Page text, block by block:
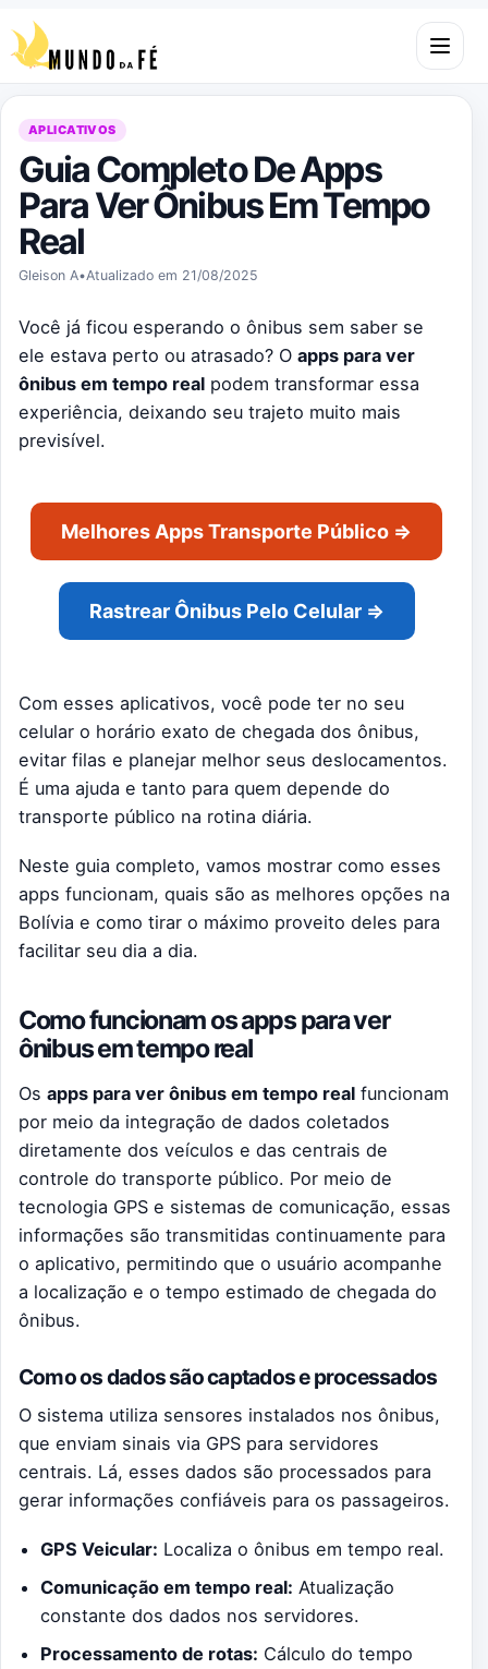
Pular para o conteúdo
Abrir
APLICATIVOS
Guia Completo De Apps
Para Ver Ônibus Em Tempo
Real
Gleison A•Atualizado em 21/08/2025
Você já ficou esperando o ônibus sem saber se
ele estava perto ou atrasado? O apps para ver
ônibus em tempo real podem transformar essa
experiência, deixando seu trajeto muito mais
previsível.
Melhores Apps Transporte Público ⇒
Rastrear Ônibus Pelo Celular ⇒
Com esses aplicativos, você pode ter no seu
celular o horário exato de chegada dos ônibus,
evitar filas e planejar melhor seus deslocamentos.
É uma ajuda e tanto para quem depende do
transporte público na rotina diária.
Neste guia completo, vamos mostrar como esses
apps funcionam, quais são as melhores opções na
Bolívia e como tirar o máximo proveito deles para
facilitar seu dia a dia.
Como funcionam os apps para ver
ônibus em tempo real
Os apps para ver ônibus em tempo real funcionam
por meio da integração de dados coletados
diretamente dos veículos e das centrais de
controle do transporte público. Por meio de
tecnologia GPS e sistemas de comunicação, essas
informações são transmitidas continuamente para
o aplicativo, permitindo que o usuário acompanhe
a localização e o tempo estimado de chegada do
ônibus.
Como os dados são captados e processados
O sistema utiliza sensores instalados nos ônibus,
que enviam sinais via GPS para servidores
centrais. Lá, esses dados são processados para
gerar informações confiáveis para os passageiros.
GPS Veicular: Localiza o ônibus em tempo real.
Comunicação em tempo real: Atualização
constante dos dados nos servidores.
Processamento de rotas: Cálculo do tempo